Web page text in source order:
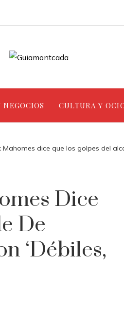
NEGOCIOS CULTURA Y
dice que los golpes del
Dice
De
‘débiles,